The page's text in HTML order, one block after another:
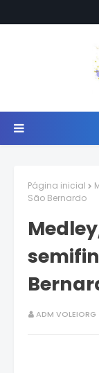
Página inicial
São Bernardo
ADM VOLEIORG